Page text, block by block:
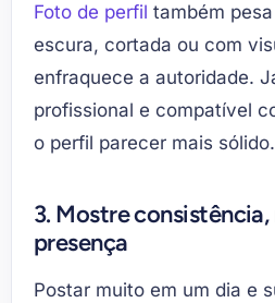
Foto de perfil também
escura, cortada ou com
enfraquece a autoridade.
profissional e compatível
o perfil parecer mais sólido.
3. Mostre consistência,
presença
Postar muito em um dia e